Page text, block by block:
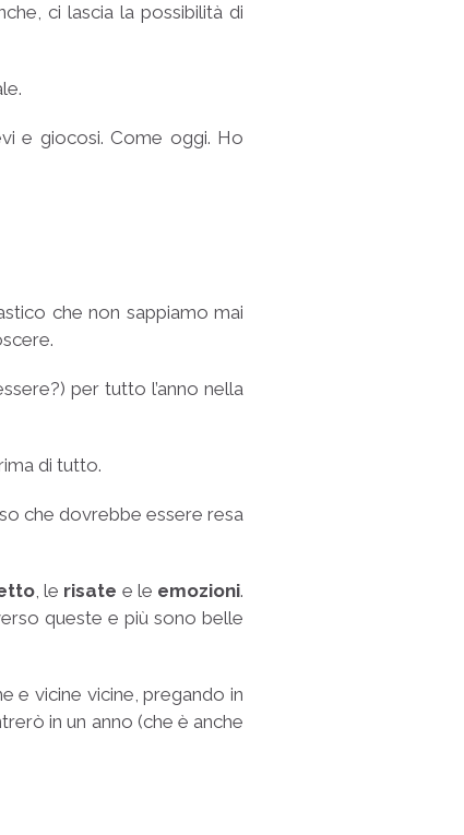
ci lascia la possibilità di
e giocosi. Come oggi. Ho
che non sappiamo mai
per tutto l’anno nella
di tutto.
che dovrebbe essere resa
, le risate e le emozioni.
queste e più sono belle
e vicine vicine, pregando in
in un anno (che è anche